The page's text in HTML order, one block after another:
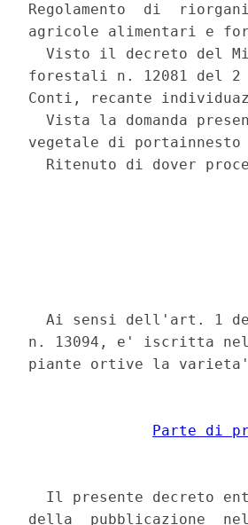
Regolamento  di
agricole alimentari e
Visto il decreto del
forestali n. 12081 del
Conti, recante
Vista la domanda
vegetale di
Ritenuto di dover
Ai sensi dell'art. 1
n. 13094, e' iscritta
piante ortive la
Parte di
Il presente decreto
della  pubblicazione